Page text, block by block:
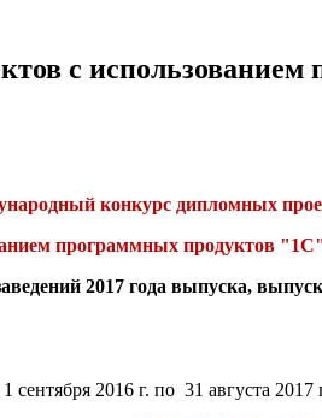
с
конкурс дипломных
программных продуктов "1С"
2017 года выпуска,
2016 г. по 31 августа 2017